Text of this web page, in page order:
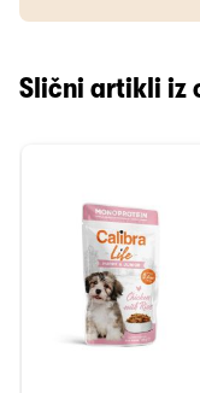
Slični artikli iz